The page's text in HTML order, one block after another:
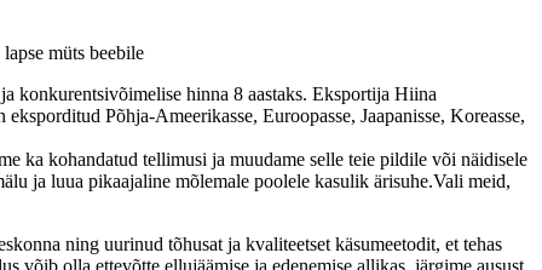
müts beebile
konkurentsivõimelise hinna 8 aastaks. Eksportija Hiina
Põhja-Ameerikasse, Euroopasse, Jaapanisse, Koreasse,
ka kohandatud tellimusi ja muudame selle teie pildile või näidisele
ja luua pikaajaline mõlemale poolele kasulik ärisuhe.Vali meid,
ning uurinud tõhusat ja kvaliteetset käsumeetodit, et tehas
võib olla ettevõtte ellujäämise ja edenemise allikas, järgime ausust